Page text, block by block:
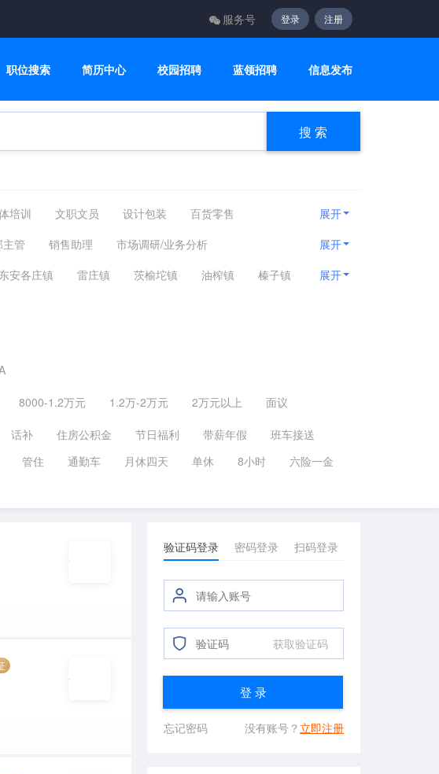
服务号 登录 注册
职位搜索 简历中心 校园招聘 蓝领招聘 信息发布
搜 索
培训 文职文员 设计包装
百货零售
机械仪表 咨询顾问 电子通讯
福利待遇
展开
管 销售助理
市场调研/业务分析
经理 商务人员 价格企划
渠道经理
展开
东安各庄镇 雷庄镇 茨榆坨镇 油榨镇
榛子镇
展开
8000-1.2万元 1.2万-2万元 2万元以上
面议
话补 住房公积金 节日福利 带薪年假
班车接送
管住 通勤车 月休四天 单休 8小时
六险一金
验证码登录 密码登录 扫码登录
获取验证码
登 录
忘记密码 没有账号？ 立即注册